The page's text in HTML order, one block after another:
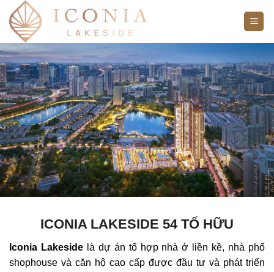
qua
dung
ICONIA LAKESIDE 54 TỐ HỮU
Iconia Lakesidelà dự án tổ hợp nhà ở liền kề, nhà phố
shophouse và căn hộ cao cấp được đầu tư và phát triển